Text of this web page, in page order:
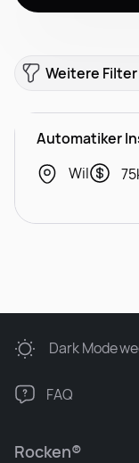
Weitere Filter
Automatiker
Wil
Rocken®
Dark Mode
FAQ